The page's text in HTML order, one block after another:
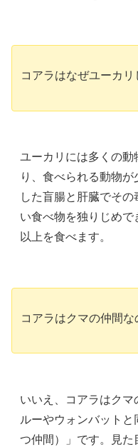
コアラはなぜユーカリ
ユーカリには多くの動
り、食べられる動物
した盲腸と肝臓でそ
い食べ物を独りじめ
以上を食べます。
コアラはクマの仲間な
いいえ、コアラはク
ルーやウォンバット
つ仲間）」です。見た